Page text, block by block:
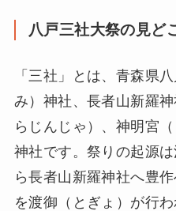
八戸三社大祭の見ど
「三社」とは、青森県
み）神社、長者山新羅
らじんじゃ）、神明宮
神社です。祭りの起源
ら長者山新羅神社へ豊
を渡御（とぎょ）が行